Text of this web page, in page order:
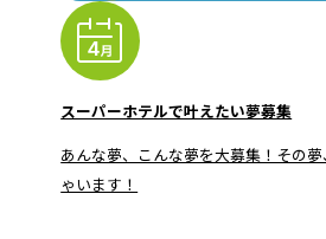
スーパーホテルで叶えたい夢募集
あんな夢、こんな夢を大募集！その
ゃいます！